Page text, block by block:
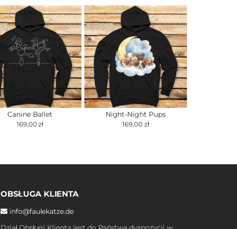
Canine Ballet
169,00 zł
Night-Night Pups
169,00 zł
OBSŁUGA KLIENTA
info@faulekatze.de